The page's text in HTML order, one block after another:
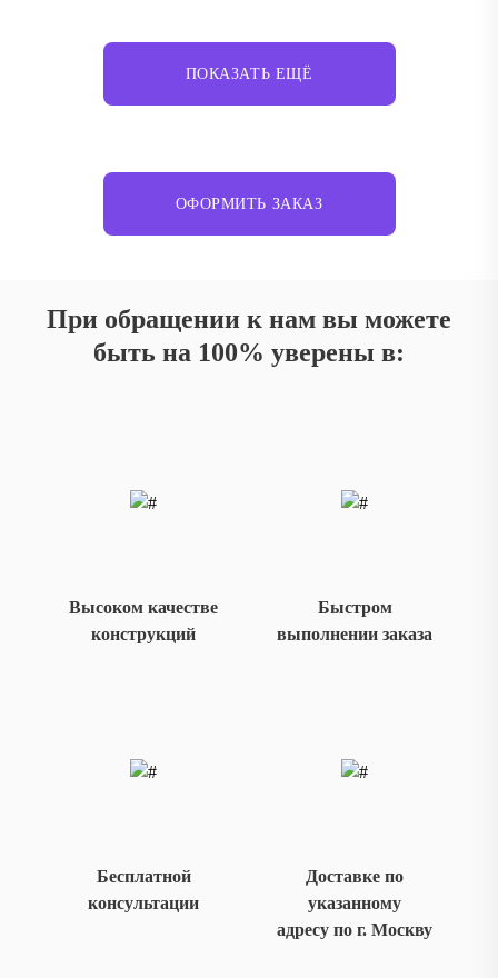
ПОКАЗАТЬ ЕЩЁ
ОФОРМИТЬ ЗАКАЗ
При обращении к нам вы можете
быть на 100% уверены в:
Высоком качестве
конструкций
Быстром
выполнении заказа
Бесплатной
консультации
Доставке по
указанному
адресу по г. Москву